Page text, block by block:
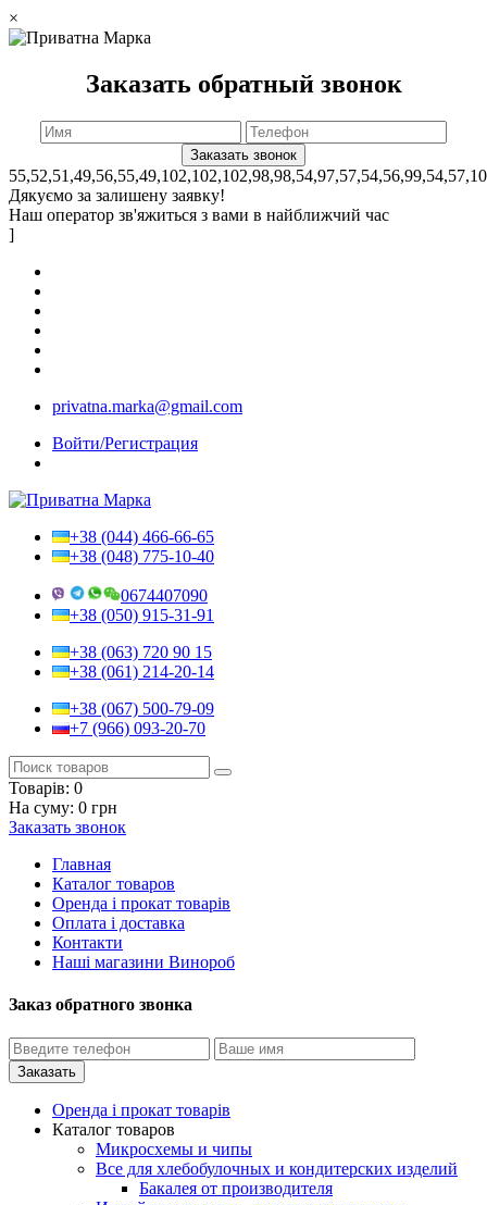
×
Заказать обратный звонок
Дякуємо за залишену заявку!
Наш оператор зв'яжиться з вами в найближчий час
]
privatna.marka@gmail.com
Войти/Регистрация
+38 (044) 466-66-65
+38 (048) 775-10-40
0674407090
+38 (050) 915-31-91
+38 (063) 720 90 15
+38 (061) 214-20-14
+38 (067) 500-79-09
+7 (966) 093-20-70
Товарів: 0
На суму: 0 грн
Заказать звонок
Главная
Каталог товаров
Оренда і прокат товарів
Оплата і доставка
Контакти
Наші магазини Винороб
Заказ обратного звонка
Оренда і прокат товарів
Каталог товаров
Микросхемы и чипы
Все для хлебобулочных и кондитерских изделий
Бакалея от производителя